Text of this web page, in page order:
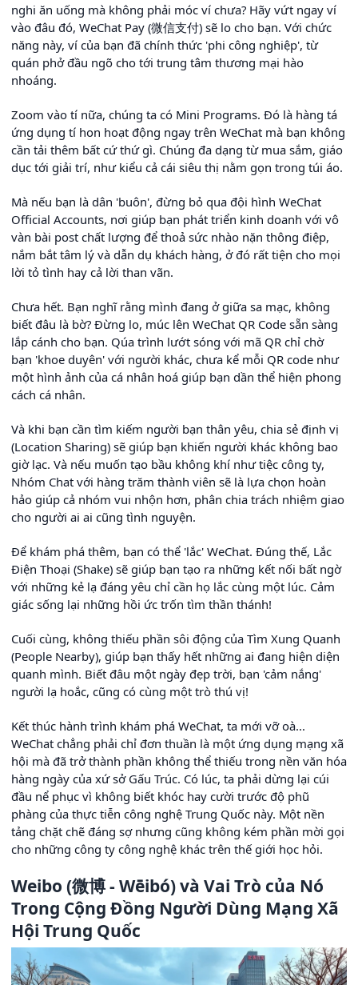
nghi ăn uống mà không phải móc ví chưa? Hãy vứt ngay ví
vào đâu đó, WeChat Pay (微信支付) sẽ lo cho bạn. Với chức
năng này, ví của bạn đã chính thức 'phi công nghiệp', từ
quán phở đầu ngõ cho tới trung tâm thương mại hào
nhoáng.
Zoom vào tí nữa, chúng ta có Mini Programs. Đó là hàng tá
ứng dụng tí hon hoạt động ngay trên WeChat mà bạn không
cần tải thêm bất cứ thứ gì. Chúng đa dạng từ mua sắm, giáo
dục tới giải trí, như kiểu cả cái siêu thị nằm gọn trong túi áo.
Mà nếu bạn là dân 'buôn', đừng bỏ qua đội hình WeChat
Official Accounts, nơi giúp bạn phát triển kinh doanh với vô
vàn bài post chất lượng để thoả sức nhào nặn thông điệp,
nắm bắt tâm lý và dẫn dụ khách hàng, ở đó rất tiện cho mọi
lời tỏ tình hay cả lời than vãn.
Chưa hết. Bạn nghĩ rằng mình đang ở giữa sa mạc, không
biết đâu là bờ? Đừng lo, múc lên WeChat QR Code sẵn sàng
lắp cánh cho bạn. Qúa trình lướt sóng với mã QR chỉ chờ
bạn 'khoe duyên' với người khác, chưa kể mỗi QR code như
một hình ảnh của cá nhân hoá giúp bạn dần thể hiện phong
cách cá nhân.
Và khi bạn cần tìm kiếm người bạn thân yêu, chia sẻ định vị
(Location Sharing) sẽ giúp bạn khiến người khác không bao
giờ lạc. Và nếu muốn tạo bầu không khí như tiệc công ty,
Nhóm Chat với hàng trăm thành viên sẽ là lựa chọn hoàn
hảo giúp cả nhóm vui nhộn hơn, phân chia trách nhiệm giao
cho người ai ai cũng tình nguyện.
Để khám phá thêm, bạn có thể 'lắc' WeChat. Đúng thế, Lắc
Điện Thoại (Shake) sẽ giúp bạn tạo ra những kết nối bất ngờ
với những kẻ lạ đáng yêu chỉ cần họ lắc cùng một lúc. Cảm
giác sống lại những hồi ức trốn tìm thần thánh!
Cuối cùng, không thiếu phần sôi động của Tìm Xung Quanh
(People Nearby), giúp bạn thấy hết những ai đang hiện diện
quanh mình. Biết đâu một ngày đẹp trời, bạn 'cảm nắng'
người lạ hoắc, cũng có cùng một trò thú vị!
Kết thúc hành trình khám phá WeChat, ta mới vỡ oà...
WeChat chẳng phải chỉ đơn thuần là một ứng dụng mạng xã
hội mà đã trở thành phần không thể thiếu trong nền văn hóa
hàng ngày của xứ sở Gấu Trúc. Có lúc, ta phải dừng lại cúi
đầu nể phục vì không biết khóc hay cười trước độ phũ
phàng của thực tiễn công nghệ Trung Quốc này. Một nền
tảng chặt chẽ đáng sợ nhưng cũng không kém phần mời gọi
cho những công ty công nghệ khác trên thế giới học hỏi.
Weibo (微博 - Wēibó) và Vai Trò của Nó
Trong Cộng Đồng Người Dùng Mạng Xã
Hội Trung Quốc